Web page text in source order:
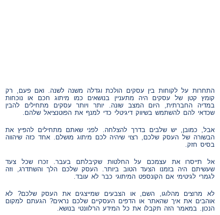
התחרות על לקוחות בין עסקים הולכת וגדלה משנה לשנה. ואם פעם, רק
קומץ קטן של עסקים היה מתעניין בנושאים כמו מיתוג חכם או נוכחות
במדיה החברתית, היום המצב שונה. יותר ויותר עסקים מתחילים להבין
שכדאי להם להשתמש בשיווק דיגיטלי כדי למנף את הפוטנציאל שלהם.
אבל, כמובן, יש שלבים בדרך להצלחה. לפני שאתם מתחילים להפיץ את
הבשורה של העסק שלכם, רצוי שיהיה לכם מיתוג מושלם. אחד כזה שיהווה
בסיס חזק.
אל תייסרו את עצמכם על החלטות שקיבלתם בעבר. זכרו שכל צעד
שעשיתם היה בזמנו הצעד הטוב ביותר. העסק שלכם הלך והשתדרג, וזה
לגמרי לגיטימי אם הקונספט המיתוגי כבר לא עובד.
לא מרוצים מהלוגו, השם, או הצבעים שמייצגים את העסק שלכם? לא
אוהבים את איך שהאתר או הדפים העסקיים שלכם נראים? הגעתם למקום
הנכון. במאמר הזה תקבלו את כל המידע הרלוונטי בנושא.